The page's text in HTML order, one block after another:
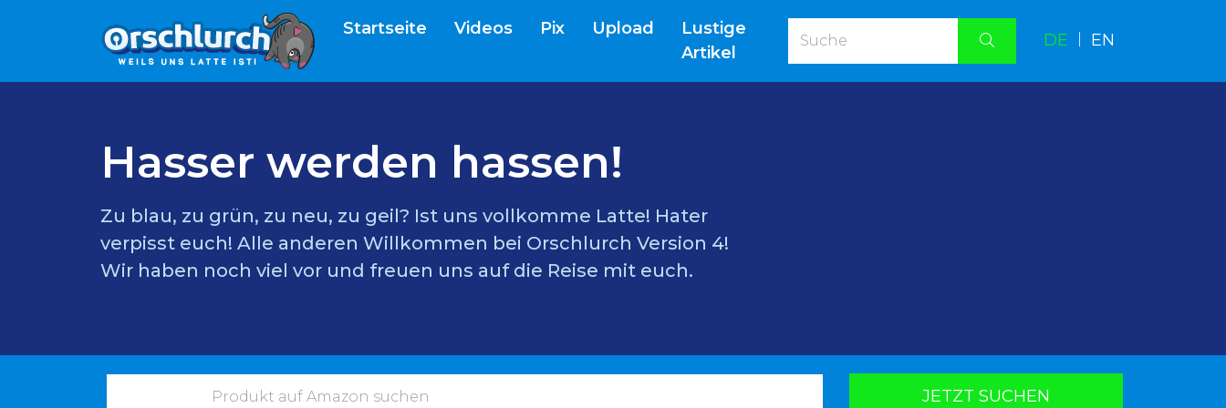
Startseite (current)
Videos Pix Upload
Lustige
Artikel
DE EN
Hasser werden hassen!
Zu blau, zu grün, zu neu, zu geil? Ist uns vollkomme Latte! Hater
verpisst euch! Alle anderen Willkommen bei Orschlurch Version 4!
Wir haben noch viel vor und freuen uns auf die Reise mit euch.
JETZT SUCHEN